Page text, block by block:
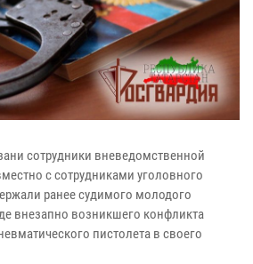
сотрудники вневедомственной
с сотрудниками уголовного
ранее судимого молодого
внезапно возникшего конфликта
пистолета в своего